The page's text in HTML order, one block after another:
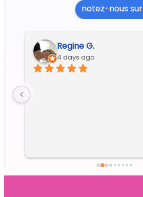
notez-nous sur
Regine G.
4 days ago